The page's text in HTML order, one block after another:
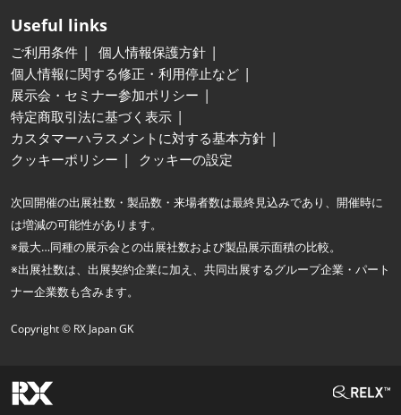
Useful links
ご利用条件
個人情報保護方針
個人情報に関する修正・利用停止など
展示会・セミナー参加ポリシー
特定商取引法に基づく表示
カスタマーハラスメントに対する基本方針
クッキーポリシー
クッキーの設定
次回開催の出展社数・製品数・来場者数は最終見込みであり、開催時に
は増減の可能性があります。
※最大…同種の展示会との出展社数および製品展示面積の比較。
※出展社数は、出展契約企業に加え、共同出展するグループ企業・パート
ナー企業数も含みます。
Copyright © RX Japan GK